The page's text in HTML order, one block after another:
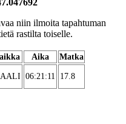
niin ilmoita tapahtuman
rastilta toiselle.
Aika
Matka
06:21:11 17.8